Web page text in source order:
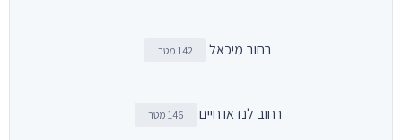
רחוב מיכאל 142 מטר
רחוב לנדאו חיים 146 מטר